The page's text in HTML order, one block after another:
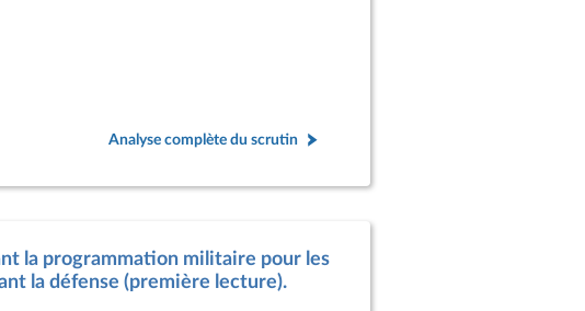
Analyse complète du scrutin
la programmation militaire pour les
la défense (première lecture).